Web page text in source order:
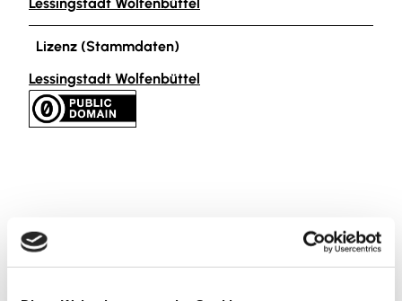
Lizenz (Stammdaten)
Lessingstadt Wolfenbüttel
In der Nähe Auf der Karte anschauen